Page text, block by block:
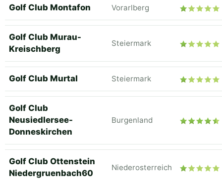
Golf Club Montafon Vorarlberg
Golf Club Murau-
Kreischberg
Steiermark
Golf Club Murtal Steiermark
Golf Club
Neusiedlersee-
Donneskirchen
Burgenland
Golf Club Ottenstein
Niedergruenbach60
Niederosterreich